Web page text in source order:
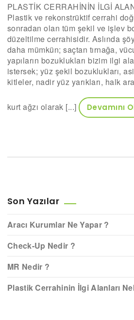
PLASTİK CERRAHİNİN İLGİ
Plastik ve rekonstrüktif cerrahi
sonradan olan tüm şekil ve işlev
düzeltilme cerrahisidir. Aslında
daha mümkün; saçtan tırnağa,
yapıların bozuklukları bizim ilgi
istersek; yüz şekil bozuklukları,
kitleler, nadir yüz yarıkları, halk
kurt ağzı olarak [...] Devamını
Son Yazılar
Aracı Kurumlar Ne Yapar ?
Check-Up Nedir ?
MR Nedir ?
Plastik Cerrahinin İlgi Alanları